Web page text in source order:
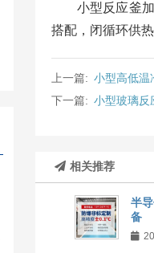
小型反应釜
搭配，闭循环供
上一篇: 小型高低温
下一篇: 小型玻璃反
相关推荐
半
备